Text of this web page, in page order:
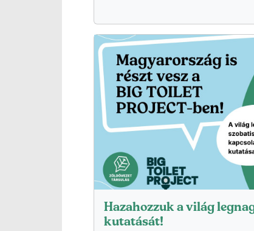
Hazahozzuk a világ
kutatását!